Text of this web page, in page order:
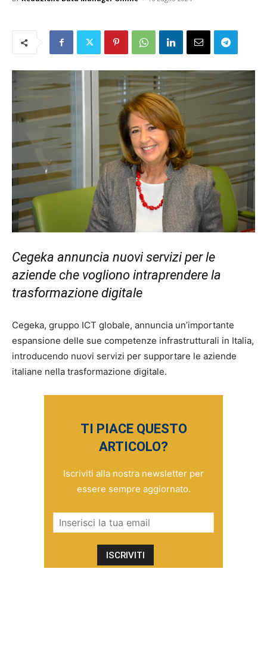
Cegeka annuncia nuovi servizi per le
aziende che vogliono intraprendere la
trasformazione digitale
Cegeka, gruppo ICT globale, annuncia un’importante
espansione delle sue competenze infrastrutturali in Italia,
introducendo nuovi servizi per supportare le aziende
italiane nella trasformazione digitale.
TI PIACE QUESTO
ARTICOLO?
Iscriviti alla nostra newsletter per
essere sempre aggiornato.